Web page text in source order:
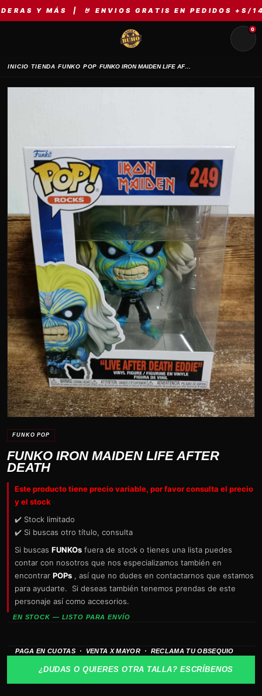
Y MÁS | 🤘 ENVIOS GRATIS EN PEDIDOS +S/149 |
0
INICIO›TIENDA›FUNKO POP› FUNKO IRON MAIDEN LIFE AFTER DEATH
FUNKO POP
FUNKO IRON MAIDEN LIFE AFTER
DEATH
Este producto tiene precio variable, por favor consulta el precio
y el stock
✔️ Stock limitado
✔️ Si buscas otro título, consulta
Si buscas FUNKOs fuera de stock o tienes una lista puedes
contar con nosotros que nos especializamos también en
encontrar POPs , así que no dudes en contactarnos que estamos
para ayudarte. Si deseas también tenemos prendas de este
personaje así como accesorios.
EN STOCK — LISTO PARA ENVÍO
PAGA EN CUOTAS · VENTA X MAYOR · RECLAMA TU OBSEQUIO
¿DUDAS O QUIERES OTRA TALLA? ESCRÍBENOS